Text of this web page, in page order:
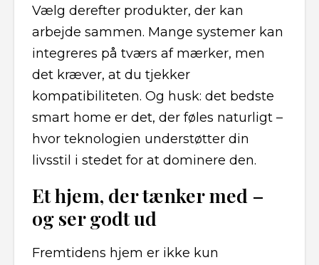
Vælg derefter produkter, der kan
arbejde sammen. Mange systemer kan
integreres på tværs af mærker, men
det kræver, at du tjekker
kompatibiliteten. Og husk: det bedste
smart home er det, der føles naturligt –
hvor teknologien understøtter din
livsstil i stedet for at dominere den.
Et hjem, der tænker med –
og ser godt ud
Fremtidens hjem er ikke kun